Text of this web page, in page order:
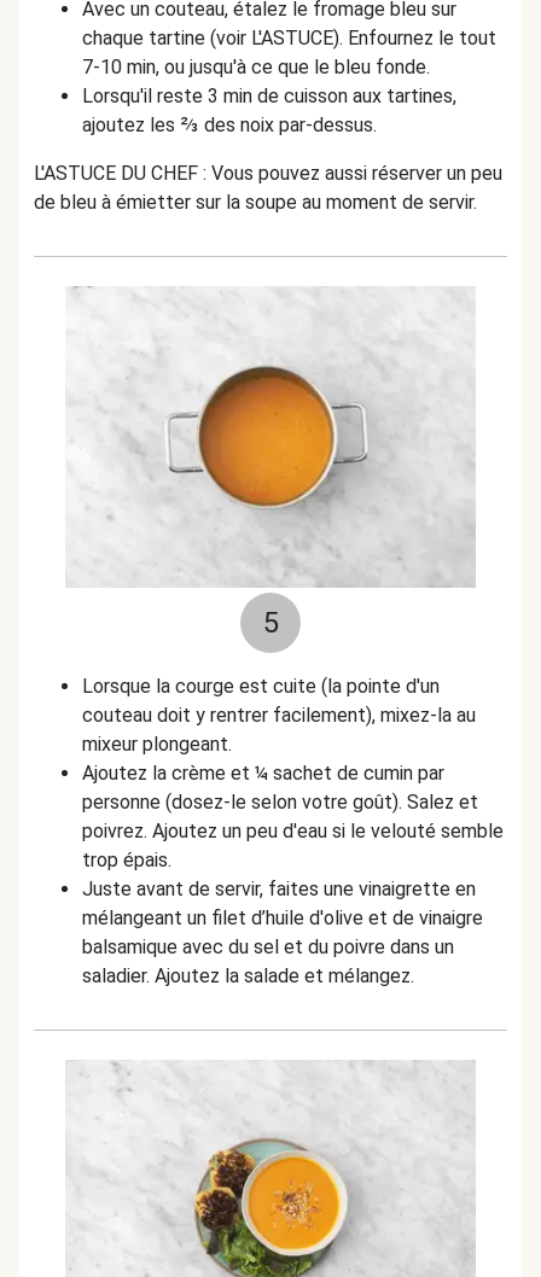
Avec un couteau, étalez le fromage bleu sur
chaque tartine (voir L'ASTUCE). Enfournez le tout
7-10 min, ou jusqu'à ce que le bleu fonde.
Lorsqu'il reste 3 min de cuisson aux tartines,
ajoutez les ⅔ des noix par-dessus.
L'ASTUCE DU CHEF : Vous pouvez aussi réserver un peu
de bleu à émietter sur la soupe au moment de servir.
5
Lorsque la courge est cuite (la pointe d'un
couteau doit y rentrer facilement), mixez-la au
mixeur plongeant.
Ajoutez la crème et ¼ sachet de cumin par
personne (dosez-le selon votre goût). Salez et
poivrez. Ajoutez un peu d'eau si le velouté semble
trop épais.
Juste avant de servir, faites une vinaigrette en
mélangeant un filet d’huile d'olive et de vinaigre
balsamique avec du sel et du poivre dans un
saladier. Ajoutez la salade et mélangez.